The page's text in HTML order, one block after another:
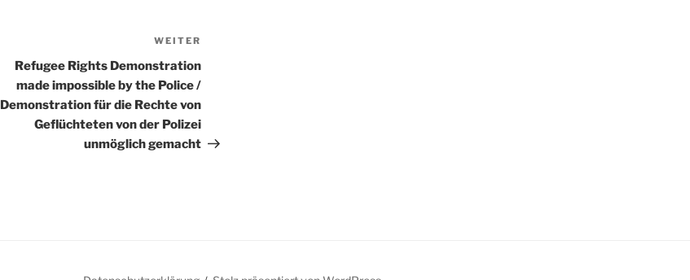
Beitrag
WEITER
Refugee Rights Demonstration
made impossible by the Police /
Demonstration für die Rechte von
Geflüchteten von der Polizei
unmöglich gemacht